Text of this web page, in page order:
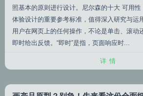
照基本的原则进行设计。尼尔森的十大 可用
体验设计的重要参考标准，值得深入研究与运
用户在网页上的任何操作，不论是单击、滚动
即时给出反馈。“即时”是指，页面响应时...
详情